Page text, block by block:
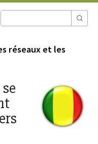
réseaux et les